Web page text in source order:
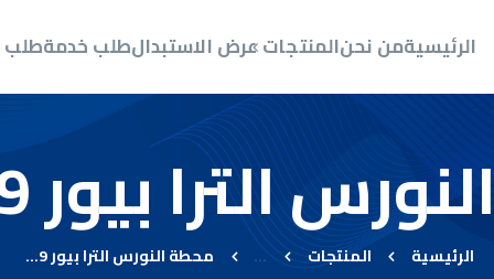
الرئيسيةمن نحنالمنتجاتعرض الاستبدالطلب خدمةطلب
الترا بيور 9 مراحل
الرئيسية المنتجات ... محطة النورس الترا بيور 9...
من
عرض
طلب